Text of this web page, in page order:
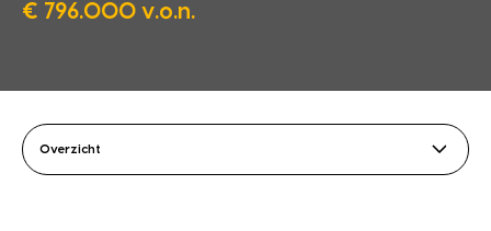
€ 796.000 v.o.n.
Overzicht